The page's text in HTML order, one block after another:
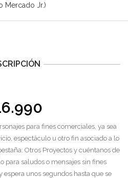
Mercado Jr.)
para fines comerciales, ya sea
espectáculo u otro fin asociado a lo
Otros Proyectos y cuéntanos de
para saludos o mensajes sin fines
unos segundos hasta que se